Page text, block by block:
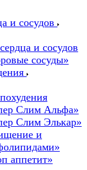
и сосудов
и сосудов
сосуды»
Слим Альфа»
Слим Элькар»
и
аппетит»